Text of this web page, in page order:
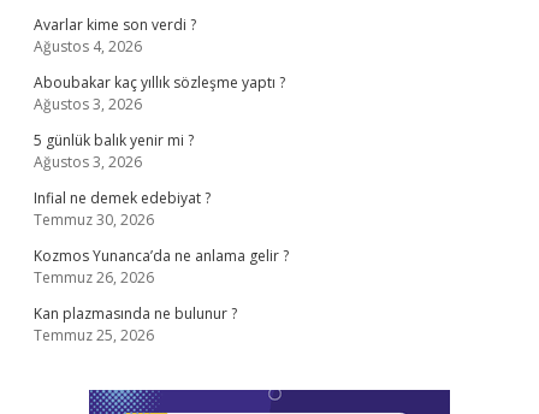
Avarlar kime son verdi ?
Ağustos 4, 2026
Aboubakar kaç yıllık sözleşme yaptı ?
Ağustos 3, 2026
5 günlük balık yenir mi ?
Ağustos 3, 2026
Infial ne demek edebiyat ?
Temmuz 30, 2026
Kozmos Yunanca’da ne anlama gelir ?
Temmuz 26, 2026
Kan plazmasında ne bulunur ?
Temmuz 25, 2026